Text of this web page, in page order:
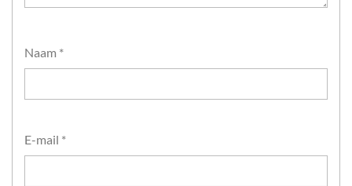
Naam *
E-mail *